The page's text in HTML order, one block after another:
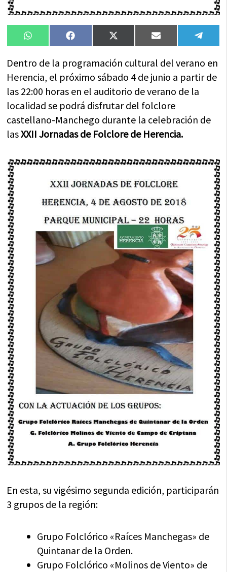
Compartir
en
WhatsAppCompartir
en
FacebookCompartir
en
X
(Twitter)
Compartir
en
Email
en
Dentro de la programación cultural del verano en
Herencia, el próximo sábado 4 de junio a partir de
las 22:00 horas en el auditorio de verano de la
localidad se podrá disfrutar del folclore
castellano-Manchego durante la celebración de
lasXXII Jornadas de Folclore de Herencia.
En esta, su vigésimo segunda edición, participarán
3 grupos de la región:
Grupo Folclórico «Raíces Manchegas» de
Quintanar de la Orden.
Grupo Folclórico «Molinos de Viento» de